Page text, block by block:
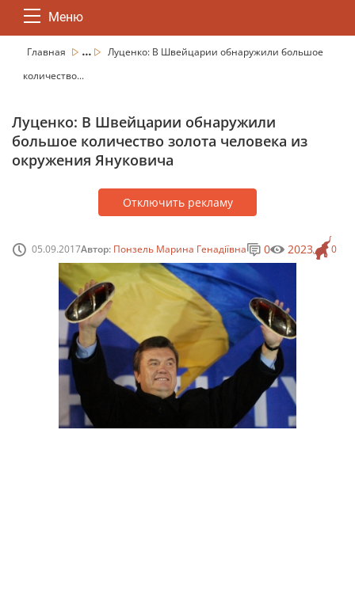
Меню
Главная ...
Луценко: В Швейцарии обнаружили большое
количество...
Луценко: В Швейцарии обнаружили
большое количество золота человека из
окружения Януковича
Отключить рекламу
05.09.2017Автор: Понзель Марина Генадіївна 0
0 2023